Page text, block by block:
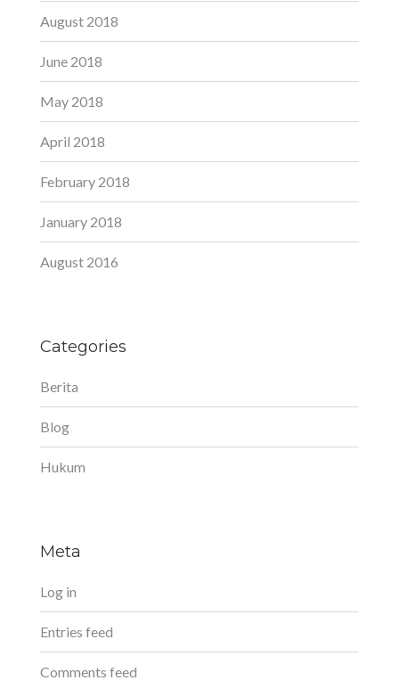
August 2018
June 2018
May 2018
April 2018
February 2018
January 2018
August 2016
Categories
Berita
Blog
Hukum
Meta
Log in
Entries feed
Comments feed